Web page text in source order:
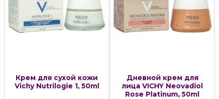
Крем для сухой кожи
Vichy Nutrilogie 1, 50ml
Дневной крем для
лица VICHY Neovadiol
Rose Platinum, 50ml